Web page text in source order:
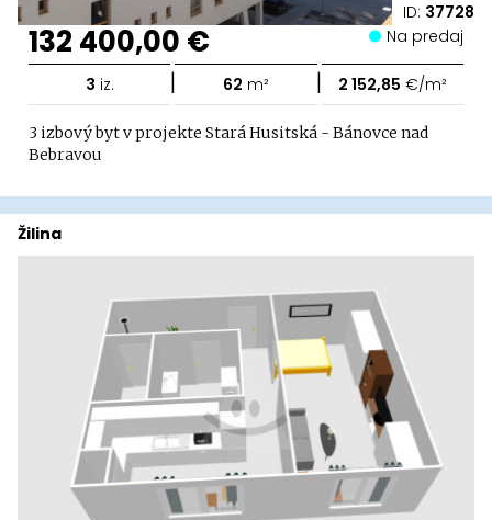
ID: 37728
132 400,00 € Na predaj
3 iz. | 62 m² | 2 152,85 €/m²
3 izbový byt v projekte Stará Husitská - Bánovce nad
Bebravou
Žilina